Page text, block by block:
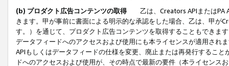
(b) プロダクト広告コンテンツの取得
乙は、Creators APIまたはPA
きます。甲が事前に書面による明示的な承認をした場合、乙は、甲が
す。）を通じて、プロダクト広告コンテンツを取得することもできま
データフィードへのアクセスおよび使用にも本ライセンスが適用され
APIもしくはデータフィードの仕様を変更、廃止または再発行するこ
ドへのアクセスおよび使用が、その時点で最新の要件（本ライセン